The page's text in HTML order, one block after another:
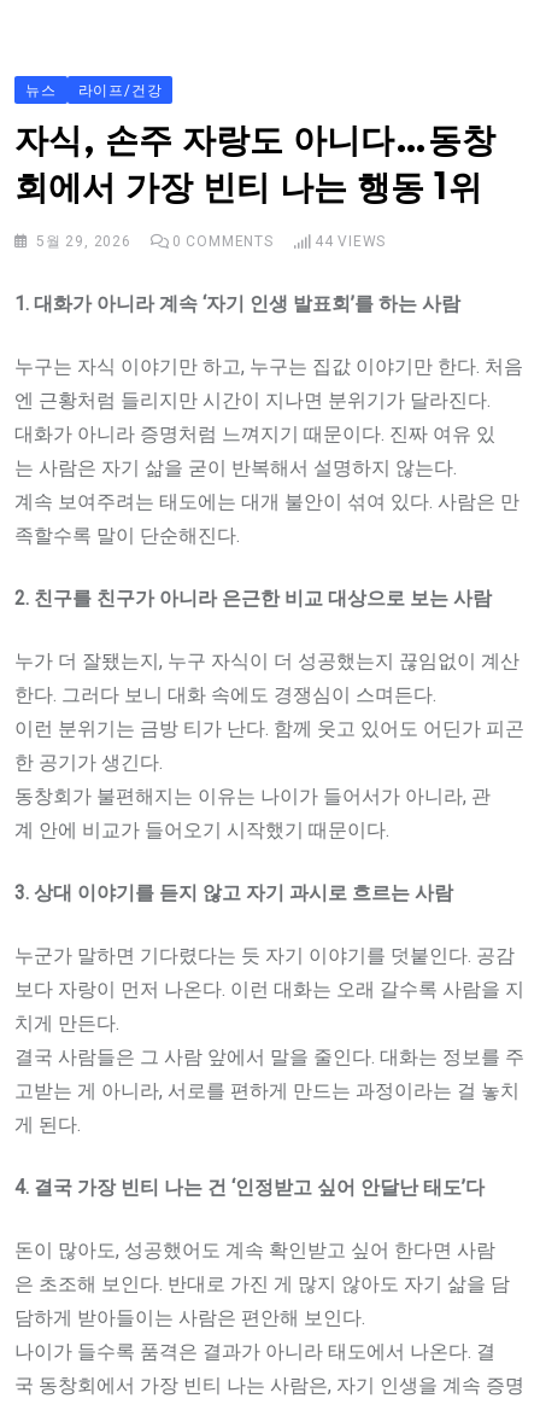
뉴스 라이프/건강
자식, 손주 자랑도 아니다…동창
회에서 가장 빈티 나는 행동 1위
5월 29, 2026 0 COMMENTS 44 VIEWS
1. 대화가 아니라계속 ‘자기 인생 발표회’를 하는 사람
누구는 자식 이야기만 하고, 누구는 집값 이야기만 한다. 처음
엔 근황처럼 들리지만 시간이 지나면 분위기가 달라진다.
대화가 아니라 증명처럼 느껴지기 때문이다. 진짜 여유 있
는 사람은 자기 삶을 굳이 반복해서 설명하지 않는다.
계속 보여주려는 태도에는 대개 불안이 섞여 있다. 사람은 만
족할수록 말이 단순해진다.
2. 친구를 친구가 아니라 은근한 비교 대상으로 보는 사람
누가 더 잘됐는지, 누구 자식이 더 성공했는지 끊임없이 계산
한다. 그러다 보니 대화 속에도 경쟁심이 스며든다.
이런 분위기는 금방 티가 난다. 함께 웃고 있어도 어딘가 피곤
한 공기가 생긴다.
동창회가 불편해지는 이유는 나이가 들어서가 아니라, 관
계 안에 비교가 들어오기 시작했기 때문이다.
3. 상대 이야기를 듣지 않고 자기 과시로 흐르는 사람
누군가 말하면 기다렸다는 듯 자기 이야기를 덧붙인다. 공감
보다 자랑이 먼저 나온다. 이런 대화는 오래 갈수록 사람을 지
치게 만든다.
결국 사람들은 그 사람 앞에서 말을 줄인다. 대화는 정보를 주
고받는 게 아니라, 서로를 편하게 만드는 과정이라는 걸 놓치
게 된다.
4. 결국 가장 빈티 나는 건 ‘인정받고 싶어 안달난태도’다
돈이 많아도, 성공했어도 계속 확인받고 싶어 한다면 사람
은 초조해 보인다. 반대로 가진 게 많지 않아도 자기 삶을 담
담하게 받아들이는 사람은 편안해 보인다.
나이가 들수록 품격은 결과가 아니라 태도에서 나온다. 결
국 동창회에서 가장 빈티 나는 사람은, 자기 인생을 계속 증명